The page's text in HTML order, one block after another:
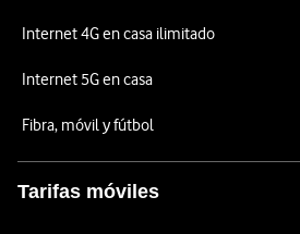
Internet 4G en casa ilimitado
Internet 5G en casa
Fibra, móvil y fútbol
Tarifas móviles